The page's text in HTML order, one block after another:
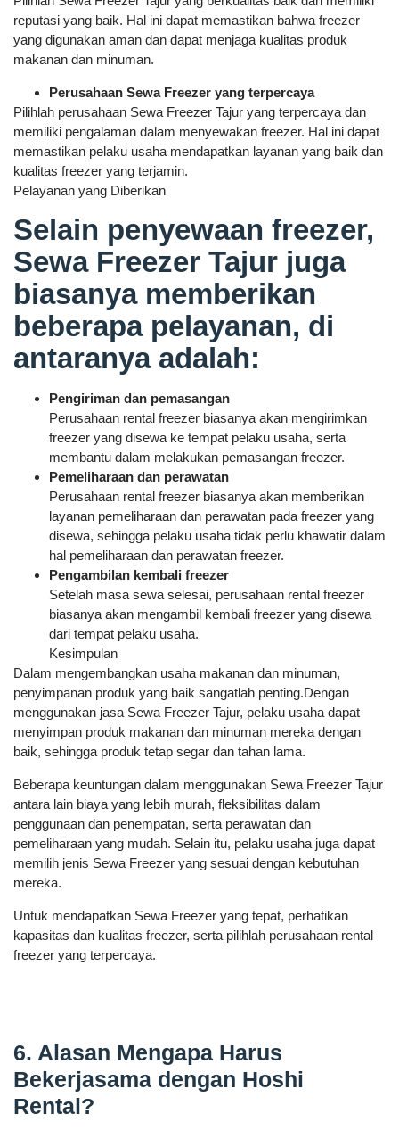
reputasi yang baik. Hal ini dapat memastikan bahwa freezer
yang digunakan aman dan dapat menjaga kualitas produk
makanan dan minuman.
Perusahaan Sewa Freezer yang terpercaya
Pilihlah perusahaan Sewa Freezer Tajur yang terpercaya dan
memiliki pengalaman dalam menyewakan freezer. Hal ini dapat
memastikan pelaku usaha mendapatkan layanan yang baik dan
kualitas freezer yang terjamin.
Pelayanan yang Diberikan
Selain penyewaan freezer,
Sewa Freezer Tajur juga
biasanya memberikan
beberapa pelayanan, di
antaranya adalah:
Pengiriman dan pemasangan
Perusahaan rental freezer biasanya akan mengirimkan
freezer yang disewa ke tempat pelaku usaha, serta
membantu dalam melakukan pemasangan freezer.
Pemeliharaan dan perawatan
Perusahaan rental freezer biasanya akan memberikan
layanan pemeliharaan dan perawatan pada freezer yang
disewa, sehingga pelaku usaha tidak perlu khawatir dalam
hal pemeliharaan dan perawatan freezer.
Pengambilan kembali freezer
Setelah masa sewa selesai, perusahaan rental freezer
biasanya akan mengambil kembali freezer yang disewa
dari tempat pelaku usaha.
Kesimpulan
Dalam mengembangkan usaha makanan dan minuman,
penyimpanan produk yang baik sangatlah penting.Dengan
menggunakan jasa Sewa Freezer Tajur, pelaku usaha dapat
menyimpan produk makanan dan minuman mereka dengan
baik, sehingga produk tetap segar dan tahan lama.
Beberapa keuntungan dalam menggunakan Sewa Freezer Tajur
antara lain biaya yang lebih murah, fleksibilitas dalam
penggunaan dan penempatan, serta perawatan dan
pemeliharaan yang mudah. Selain itu, pelaku usaha juga dapat
memilih jenis Sewa Freezer yang sesuai dengan kebutuhan
mereka.
Untuk mendapatkan Sewa Freezer yang tepat, perhatikan
kapasitas dan kualitas freezer, serta pilihlah perusahaan rental
freezer yang terpercaya.
6. Alasan Mengapa Harus
Bekerjasama dengan Hoshi
Rental?